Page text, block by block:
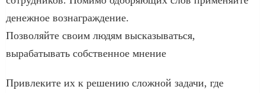
денежное вознаграждение.
Позволяйте своим людям высказываться,
вырабатывать собственное мнение
Привлеките их к решению сложной задачи, где